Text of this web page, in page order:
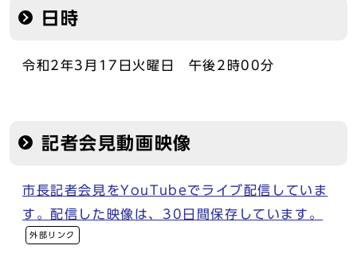
日時
令和2年3月17日火曜日 午後2時00分
記者会見動画映像
市長記者会見をYouTubeでライブ配信していま
す。配信した映像は、30日間保存しています。
外部リンク